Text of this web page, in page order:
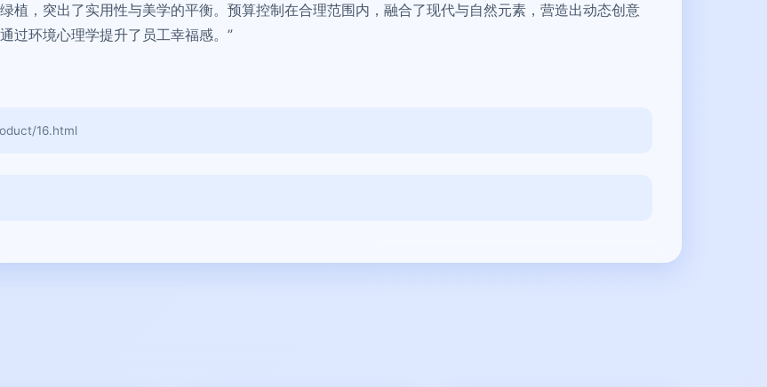
植，突出了实用性与美学的平衡。预算控制在合理范围内，融合了现代与自然元素，营造出动态创意
过环境心理学提升了员工幸福感。”
16.html